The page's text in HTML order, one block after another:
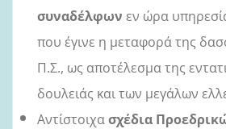
συναδέλφων εν ώρα
που έγινε η μεταφορά της
Π.Σ., ως αποτέλεσμα της
δουλειάς και των μεγάλων
Αντίστοιχασχέδια